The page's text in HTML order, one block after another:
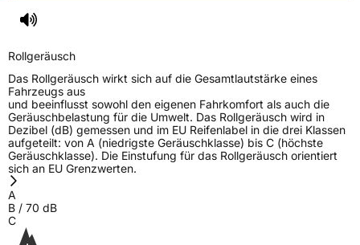
Rollgeräusch
Das Rollgeräusch wirkt sich auf die Gesamtlautstärke eines
Fahrzeugs aus
und beeinflusst sowohl den eigenen Fahrkomfort als auch die
Geräuschbelastung für die Umwelt. Das Rollgeräusch wird in
Dezibel (dB) gemessen und im EU Reifenlabel in die drei Klassen
aufgeteilt: von A (niedrigste Geräuschklasse) bis C (höchste
Geräuschklasse). Die Einstufung für das Rollgeräusch orientiert
sich an EU Grenzwerten.
A
B / 70 dB
C